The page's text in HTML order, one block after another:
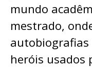
mundo
mestrado,
autobiografias
heróis usados